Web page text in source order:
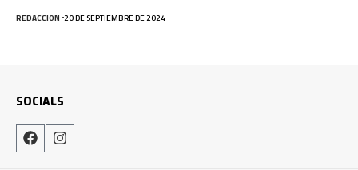
REDACCION 20 DE SEPTIEMBRE DE 2024
SOCIALS